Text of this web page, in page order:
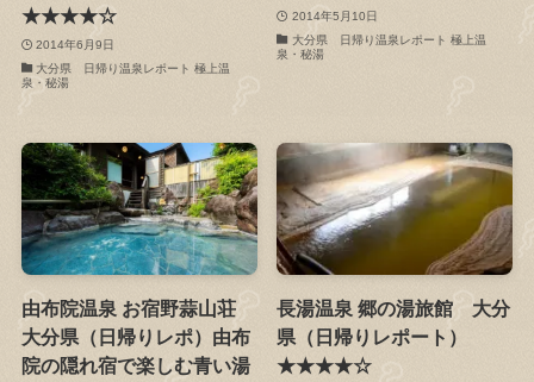
★★★★☆
2014年6月9日
大分県 日帰り温泉レポート 極上温
泉・秘湯
2014年5月10日
大分県 日帰り温泉レポート 極上温
泉・秘湯
由布院温泉 お宿野蒜山荘
大分県（日帰りレポ）由布
院の隠れ宿で楽しむ青い湯
長湯温泉 郷の湯旅館 大分
県（日帰りレポート）
★★★★☆